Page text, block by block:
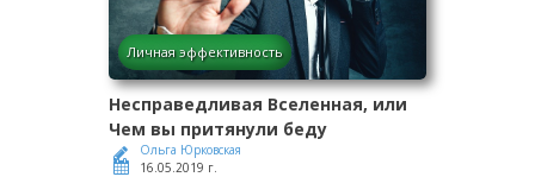
Личная эффективность
Несправедливая Вселенная, или
Чем вы притянули беду
Ольга Юрковская
16.05.2019 г.